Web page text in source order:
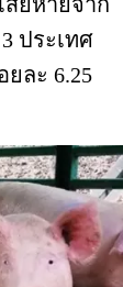
ประเทศ
ยละ 6.25